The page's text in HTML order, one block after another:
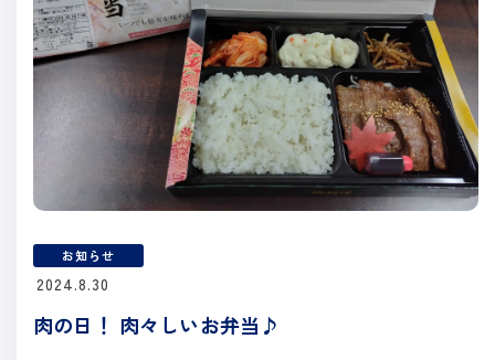
お知らせ
2024.8.30
肉の日！ 肉々しいお弁当♪